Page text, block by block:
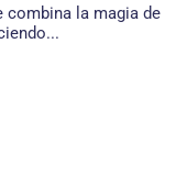
combina la magia de